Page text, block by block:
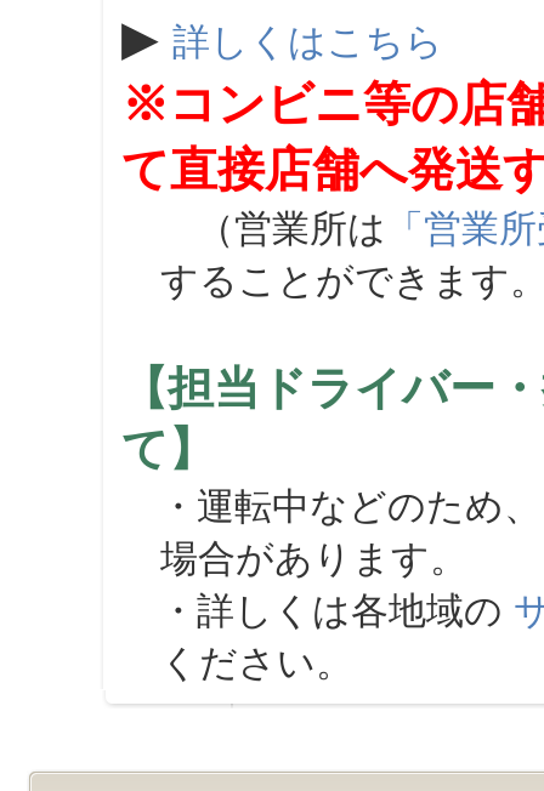
▶ 詳しくはこちら
※コンビニ等の店
て直接店舗へ発送
（営業所は 「営業
することができます
【担当ドライバー
て】
・運転中などのため
場合があります。
・詳しくは各地域の
ください。